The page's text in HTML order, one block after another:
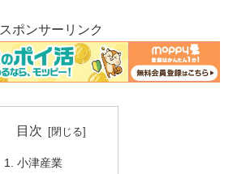
スポンサーリンク
目次
小津産業